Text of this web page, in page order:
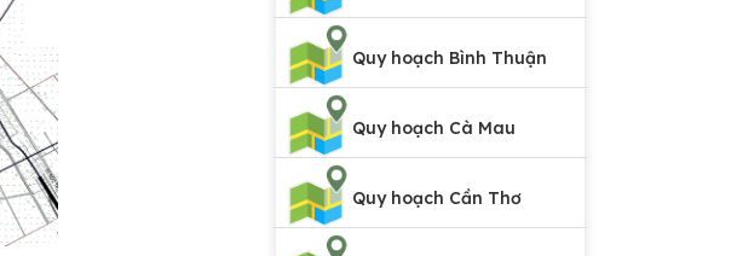
Quy hoạch Bình Thuận
Quy hoạch Cà Mau
Quy hoạch Cần Thơ